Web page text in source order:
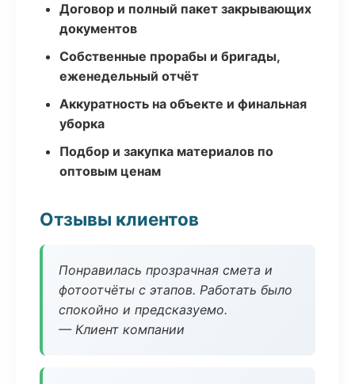
Договор и полный пакет закрывающих
документов
Собственные прорабы и бригады,
еженедельный отчёт
Аккуратность на объекте и финальная
уборка
Подбор и закупка материалов по
оптовым ценам
Отзывы клиентов
Понравилась прозрачная смета и
фотоотчёты с этапов. Работать было
спокойно и предсказуемо.
— Клиент компании